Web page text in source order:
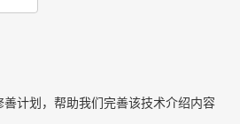
计划，帮助我们完善该技术介绍内容​